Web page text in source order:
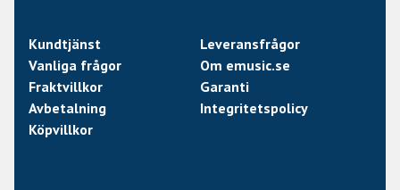
Kundtjänst
Leveransfrågor
Vanliga frågor
Om emusic.se
Fraktvillkor
Garanti
Avbetalning
Integritetspolicy
Köpvillkor